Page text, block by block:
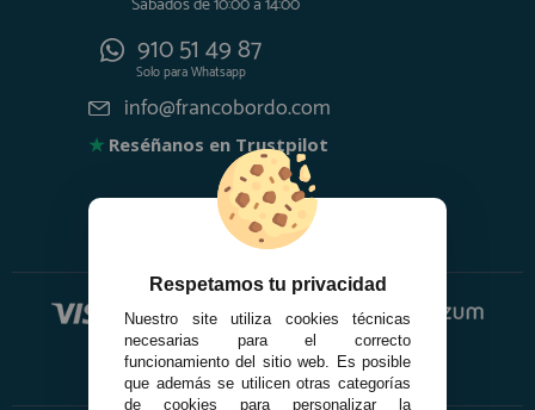
910 51 49 87
Solo paraWhatsapp
info@francobordo.com
★ Reséñanos en Trustpilot
Respetamos tu privacidad
Nuestro site utiliza cookies técnicas
necesarias para el correcto
funcionamiento del sitio web. Es posible
que además se utilicen otras categorías
de cookies para personalizar la